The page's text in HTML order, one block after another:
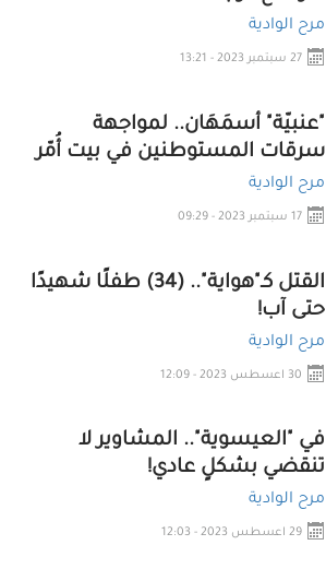
مرح الوادية
27 سبتمبر 2023 - 13:21
"عنبيّة" أسمَهَان.. لمواجهة
سرقات المستوطنين في بيت أُمّر
مرح الوادية
17 سبتمبر 2023 - 09:29
القتل كـ"هواية".. (34) طفلًا شهيدًا
حتى آب!
مرح الوادية
30 اعسطس 2023 - 12:09
في "العيسوية".. المشاوير لا
تنقضي بشكلٍ عادي!
مرح الوادية
29 اعسطس 2023 - 12:03